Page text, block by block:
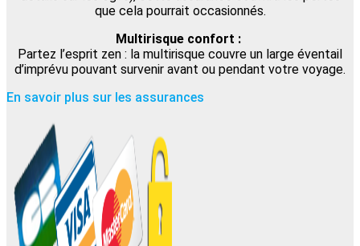
que cela pourrait occasionnés.
Multirisque confort :
Partez l’esprit zen : la multirisque couvre un large éventail
d’imprévu pouvant survenir avant ou pendant votre voyage.
En savoir plus sur les assurances